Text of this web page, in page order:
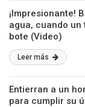
¡Impresionante!
agua, cuando un
bote (Video)
Leer más
Entierran a un
para cumplir su